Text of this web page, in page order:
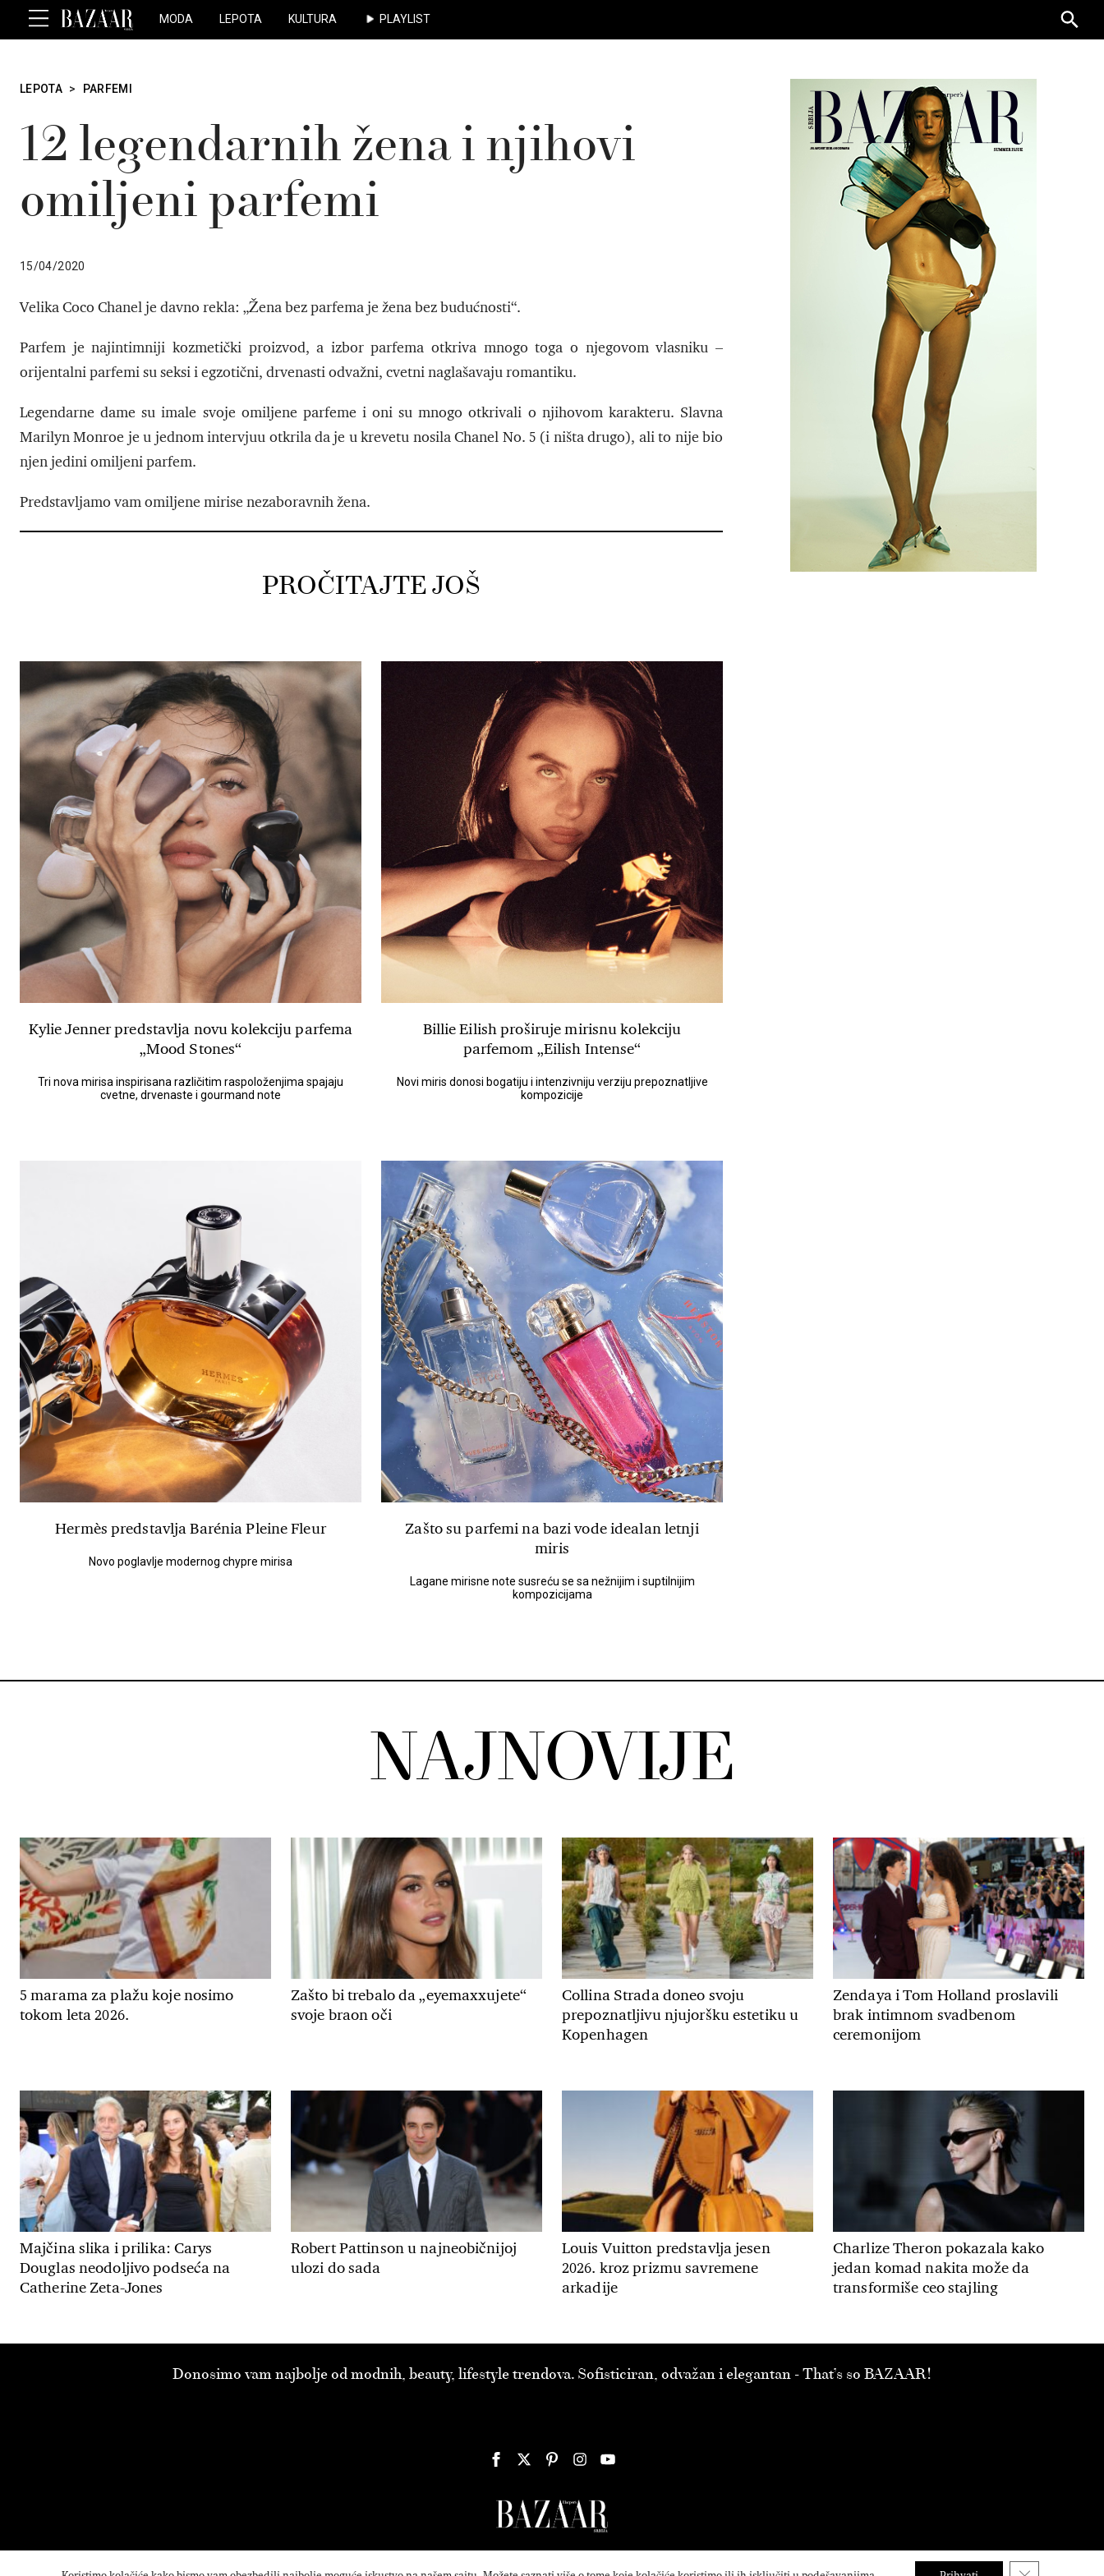
MODA LEPOTA KULTURA PLAYLIST
for:
LEPOTA > PARFEMI
12 legendarnih žena i njihovi
omiljeni parfemi
15/04/2020
Velika Coco Chanel je davno rekla: „Žena bez parfema je žena bez budućnosti“.
Parfem je najintimniji kozmetički proizvod, a izbor parfema otkriva mnogo toga o njegovom vlasniku –
orijentalni parfemi su seksi i egzotični, drvenasti odvažni, cvetni naglašavaju romantiku.
Legendarne dame su imale svoje omiljene parfeme i oni su mnogo otkrivali o njihovom karakteru. Slavna
Marilyn Monroe je u jednom intervjuu otkrila da je u krevetu nosila Chanel No. 5 (i ništa drugo), ali to nije bio
njen jedini omiljeni parfem.
Predstavljamo vam omiljene mirise nezaboravnih žena.
PROČITAJTE JOŠ
Kylie Jenner predstavlja novu kolekciju parfema
„Mood Stones“
Tri nova mirisa inspirisana različitim raspoloženjima spajaju
cvetne, drvenaste i gourmand note
Billie Eilish proširuje mirisnu kolekciju
parfemom „Eilish Intense“
Novi miris donosi bogatiju i intenzivniju verziju prepoznatljive
kompozicije
Hermès predstavlja Barénia Pleine Fleur
Novo poglavlje modernog chypre mirisa
Zašto su parfemi na bazi vode idealan letnji
miris
Lagane mirisne note susreću se sa nežnijim i suptilnijim
kompozicijama
NAJNOVIJE
5 marama za plažu koje nosimo
tokom leta 2026.
Zašto bi trebalo da „eyemaxxujete“
svoje braon oči
Collina Strada doneo svoju
prepoznatljivu njujoršku estetiku u
Kopenhagen
Zendaya i Tom Holland proslavili
brak intimnom svadbenom
ceremonijom
Majčina slika i prilika: Carys
Douglas neodoljivo podseća na
Catherine Zeta-Jones
Robert Pattinson u najneobičnijoj
ulozi do sada
Louis Vuitton predstavlja jesen
2026. kroz prizmu savremene
arkadije
Charlize Theron pokazala kako
jedan komad nakita može da
transformiše ceo stajling
Donosimo vam najbolje od modnih, beauty, lifestyle trendova. Sofisticiran, odvažan i elegantan - That’s so BAZAAR!
Close GDPR